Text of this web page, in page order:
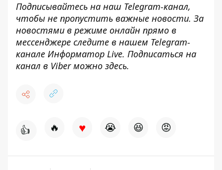
Подписывайтесь на наш Telegram-канал,
чтобы не пропустить важные новости. За
новостями в режиме онлайн прямо в
мессенджере следите в нашем Telegram-
канале Информатор Live. Подписаться на
канал в Viber можно здесь.
👍 🔥 ♥ 😭 😆 😡